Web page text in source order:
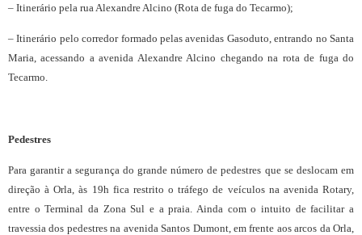
– Itinerário pela rua Alexandre Alcino (Rota de fuga do Tecarmo);
– Itinerário pelo corredor formado pelas avenidas Gasoduto, entrando no Santa
Maria, acessando a avenida Alexandre Alcino chegando na rota de fuga do
Tecarmo.
Pedestres
Para garantir a segurança do grande número de pedestres que se deslocam em
direção à Orla, às 19h fica restrito o tráfego de veículos na avenida Rotary,
entre o Terminal da Zona Sul e a praia. Ainda com o intuito de facilitar a
travessia dos pedestres na avenida Santos Dumont, em frente aos arcos da Orla,